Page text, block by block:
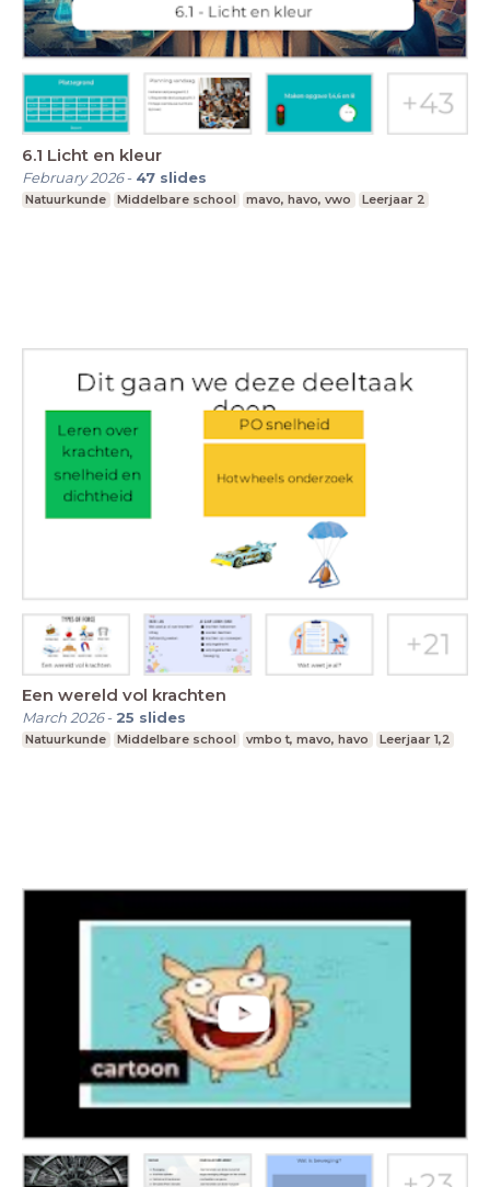
6.1 Licht en kleur
February 2026- 47 slides
Natuurkunde Middelbare school mavo, havo, vwo Leerjaar 2
Een wereld vol krachten
March 2026- 25 slides
Natuurkunde Middelbare school vmbo t, mavo, havo Leerjaar 1,2